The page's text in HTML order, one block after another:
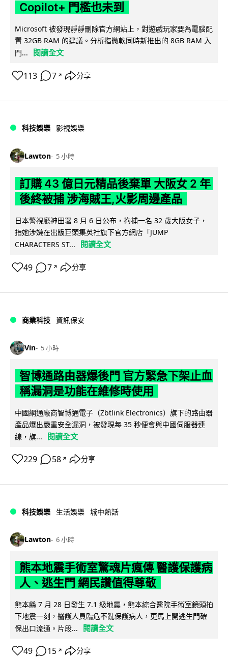
Copilot+ 門檻也未到
Microsoft 被發現靜靜刪除官方網站上，對遊戲玩家要為電腦配
置 32GB RAM 的建議。分析指微軟同時新推出的 8GB RAM 入
門...
閱讀全文
113 7 ↗ 分享
科技娛樂 影視娛樂
Lawton 5 小時
訂購 43 億日元精品後棄單 大阪女 2 年
後終被捕 涉海賊王,火影周邊產品
日本警視廳神田署 8 月 6 日公布，拘捕一名 32 歲大阪女子，
指她涉嫌在出版巨頭集英社旗下官方網店「JUMP
CHARACTERS ST...
閱讀全文
49 7 ↗ 分享
商業科技 資訊保安
Vin 5 小時
智博通路由器爆後門 官方緊急下架止血
稱漏洞是功能在維修時使用
中國網通廠商智博通電子（Zbtlink Electronics）旗下的路由器
產品爆出嚴重安全漏洞，被發現每 35 秒便會與中國伺服器連
線，旗...
閱讀全文
229 58 ↗ 分享
科技娛樂 生活娛樂 城中熱話
Lawton 6 小時
熊本地震手術室驚魂片瘋傳 醫護保護病
人、逃生門 網民讚值得尊敬
熊本縣 7 月 28 日發生 7.1 級地震，熊本綜合醫院手術室鏡頭拍
下地震一刻，醫護人員臨危不亂保護病人，更馬上開逃生門確
保出口流通。片段...
閱讀全文
49 15 ↗ 分享